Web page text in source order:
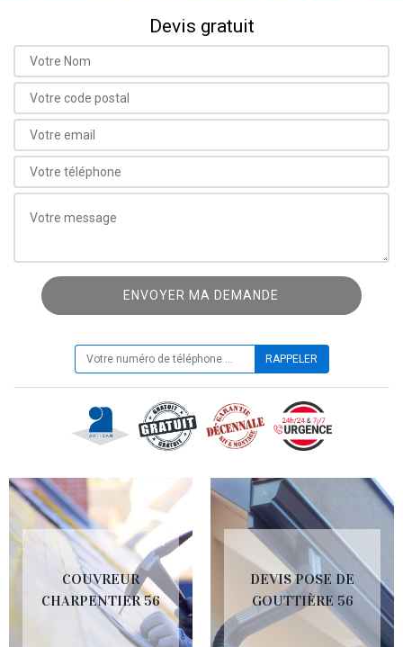
Devis gratuit
COUVREUR
CHARPENTIER 56
DEVIS POSE DE
GOUTTIÈRE 56